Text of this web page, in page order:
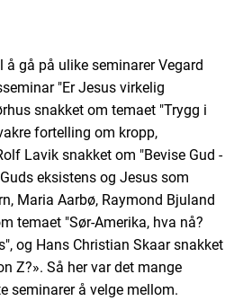
gå på ulike seminarer Vegard
"Er Jesus virkelig
snakket om temaet "Trygg i
fortelling om kropp,
Lavik snakket om "Bevise Gud -
eksistens og Jesus som
Maria Aarbø, Raymond Bjuland
temaet "Sør-Amerika, hva nå?
og Hans Christian Skaar snakket
Z?». Så her var det mange
seminarer å velge mellom.